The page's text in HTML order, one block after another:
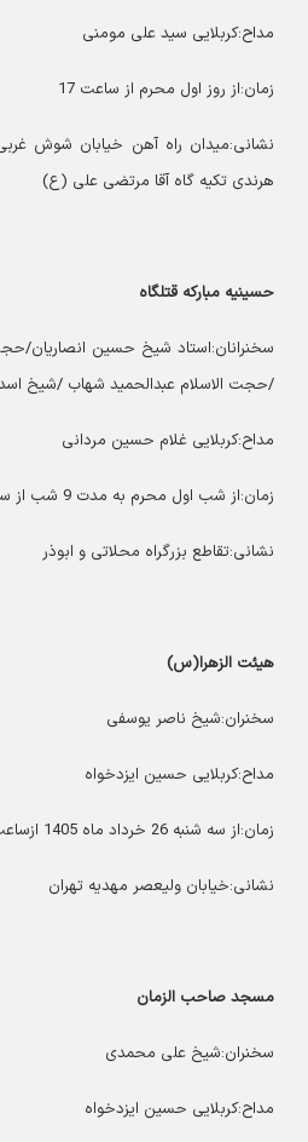
مداح:کربلایی سید علی مومنی
زمان:از روز اول محرم از ساعت 17
نشانی:میدان راه آهن خیابان شوش غربی
هرندی تکیه گاه آقا مرتضی علی (ع)
حسینیه مبارکه قتلگاه
سخنرانان:استاد شیخ حسین انصاریان/
/حجت الاسلام عبدالحمید شهاب /شیخ
مداح:کربلایی غلام حسین مردانی
زمان:از شب اول محرم به مدت 9 شب از ساعت 20
نشانی:تقاطع بزرگراه محلاتی و ابوذر
هیئت الزهرا(س)
سخنران:شیخ ناصر یوسفی
مداح:کربلایی حسین ایزدخواه
زمان:از سه شنبه 26 خرداد ماه 1405 ازساعت 15
نشانی:خیابان ولیعصر مهدیه تهران
مسجد صاحب الزمان
سخنران:شیخ علی محمدی
مداح:کربلایی حسین ایزدخواه